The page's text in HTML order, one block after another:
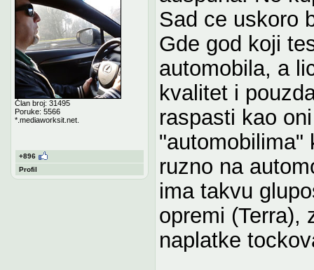
Član broj: 31495
Poruke: 5566
*.mediaworksit.net.
+896
Profil
Sad ce uskoro
Gde god koji
automobila, a
kvalitet i
raspasti kao
"automobilima"
ruzno na
ima takvu
opremi (Terra),
naplatke